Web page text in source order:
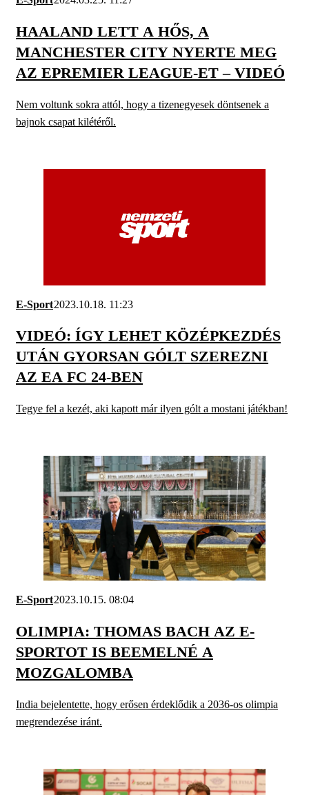
HAALAND LETT A HŐS, A
MANCHESTER CITY NYERTE MEG
AZ EPREMIER LEAGUE-ET – VIDEÓ
Nem voltunk sokra attól, hogy a tizenegyesek döntsenek a
bajnok csapat kilétéről.
E-Sport2023.10.18. 11:23
VIDEÓ: ÍGY LEHET KÖZÉPKEZDÉS
UTÁN GYORSAN GÓLT SZEREZNI
AZ EA FC 24-BEN
Tegye fel a kezét, aki kapott már ilyen gólt a mostani játékban!
E-Sport2023.10.15. 08:04
OLIMPIA: THOMAS BACH AZ E-
SPORTOT IS BEEMELNÉ A
MOZGALOMBA
India bejelentette, hogy erősen érdeklődik a 2036-os olimpia
megrendezése iránt.